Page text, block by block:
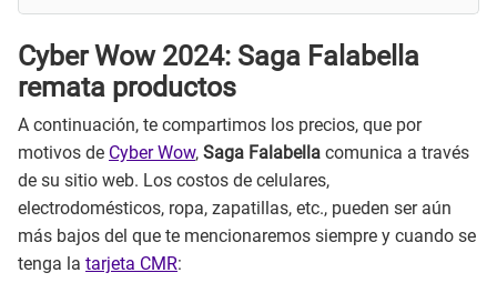
Cyber Wow 2024: Saga Falabella
remata productos
A continuación, te compartimos los precios, que por
motivos de Cyber Wow, Saga Falabella comunica a través
de su sitio web. Los costos de celulares,
electrodomésticos, ropa, zapatillas, etc., pueden ser aún
más bajos del que te mencionaremos siempre y cuando se
tenga la tarjeta CMR: